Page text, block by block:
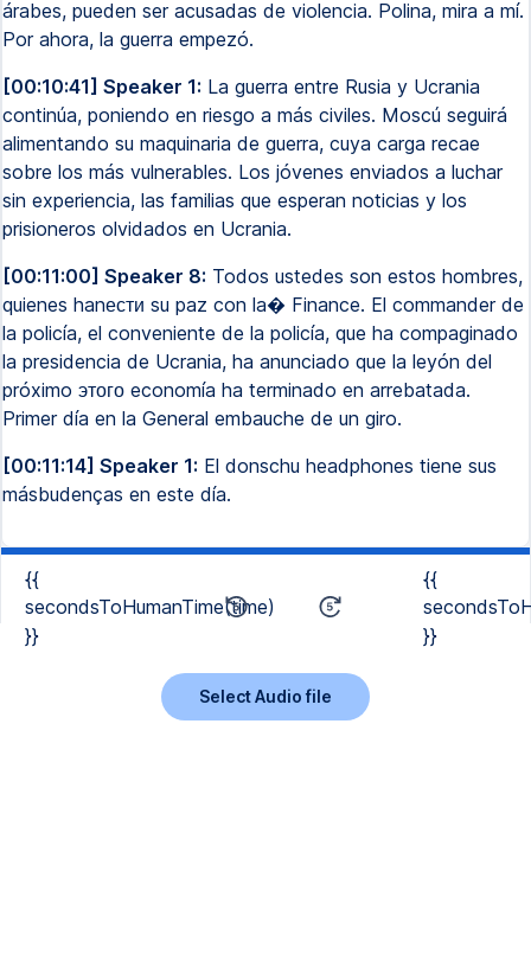
árabes, pueden ser acusadas de violencia. Polina, mira a mí.
Por ahora, la guerra empezó.
[00:10:41] Speaker 1: La guerra entre Rusia y Ucrania
continúa, poniendo en riesgo a más civiles. Moscú seguirá
alimentando su maquinaria de guerra, cuya carga recae
sobre los más vulnerables. Los jóvenes enviados a luchar
sin experiencia, las familias que esperan noticias y los
prisioneros olvidados en Ucrania.
[00:11:00] Speaker 8: Todos ustedes son estos hombres,
quienes hanести su paz con la� Finance. El commander de
la policía, el conveniente de la policía, que ha compaginado
la presidencia de Ucrania, ha anunciado que la leyón del
próximo этого economía ha terminado en arrebatada.
Primer día en la General embauche de un giro.
[00:11:14] Speaker 1: El donschu headphones tiene sus
másbudenças en este día.
{{
secondsToHumanTime(time)
}}
{{
}}
Select Audio file